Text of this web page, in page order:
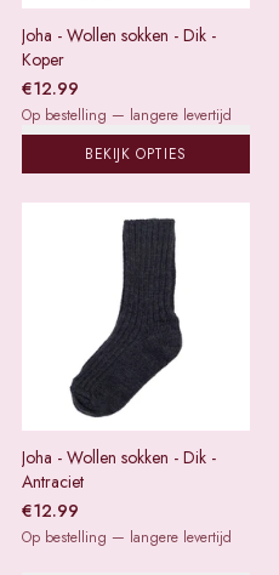
Joha - Wollen sokken - Dik -
Koper
€12.99
Op bestelling — langere levertijd
BEKIJK OPTIES
Joha - Wollen sokken - Dik -
Antraciet
€12.99
Op bestelling — langere levertijd